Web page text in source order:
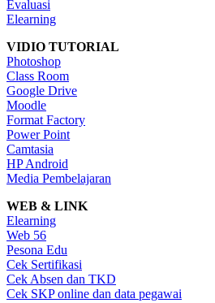
Evaluasi
Elearning
VIDIO TUTORIAL
Photoshop
Class Room
Google Drive
Moodle
Format Factory
Power Point
Camtasia
HP Android
Media Pembelajaran
WEB & LINK
Elearning
Web 56
Pesona Edu
Cek Sertifikasi
Cek Absen dan TKD
Cek SKP online dan data pegawai